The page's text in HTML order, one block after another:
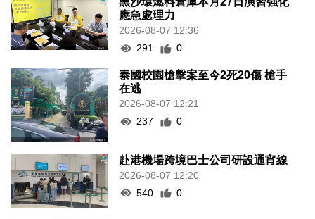
應急處理力
2026-08-07 12:36
291
0
泰國校園槍擊案至今2死20傷 槍手
在逃
2026-08-07 12:21
237
0
赴港機場跨境巴士公司研設通宵線
2026-08-07 12:20
540
0